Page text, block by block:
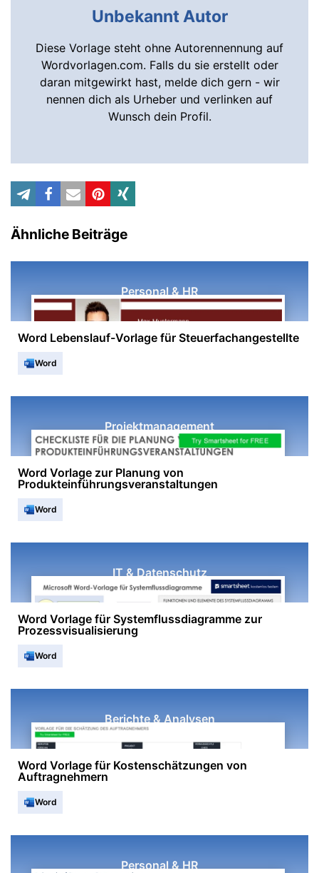
Unbekannt Autor
Diese Vorlage steht ohne Autorennennung auf
Wordvorlagen.com. Falls du sie erstellt oder
daran mitgewirkt hast, melde dich gern - wir
nennen dich als Urheber und verlinken auf
Wunsch dein Profil.
Ähnliche Beiträge
Personal & HR
Word Lebenslauf-Vorlage für Steuerfachangestellte
Word
Projektmanagement
Word Vorlage zur Planung von
Produkteinführungsveranstaltungen
Word
IT & Datenschutz
Word Vorlage für Systemflussdiagramme zur
Prozessvisualisierung
Word
Berichte & Analysen
Word Vorlage für Kostenschätzungen von
Auftragnehmern
Word
Personal & HR